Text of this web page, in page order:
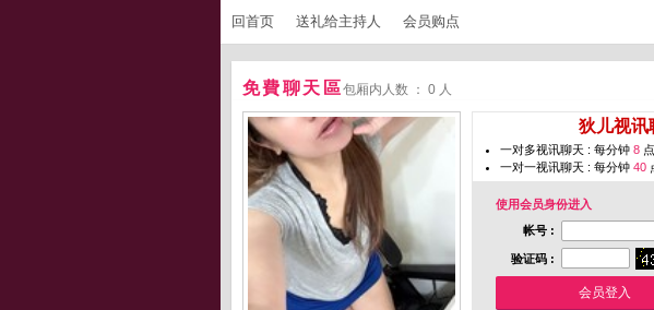
回首页 送礼给主持人 会员购点
免費聊天區包厢内人数 ： 0 人
狄儿视讯
一对多视讯聊天 : 每分钟 8 点
一对一视讯聊天 : 每分钟 40
使用会员身份进入
帐号 :
验证码 :